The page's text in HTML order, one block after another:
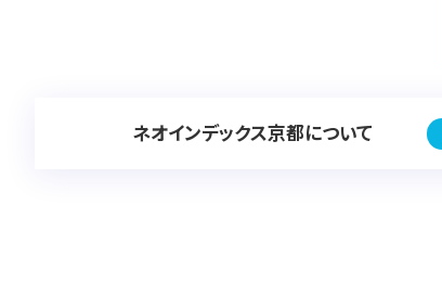
ネオインデックス京都について